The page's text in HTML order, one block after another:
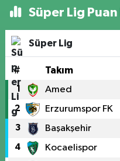
Süper Lig
Süper Lig
# Takım
1 Amed
2 Erzurumspor FK
3 Başakşehir
4 Kocaelispor